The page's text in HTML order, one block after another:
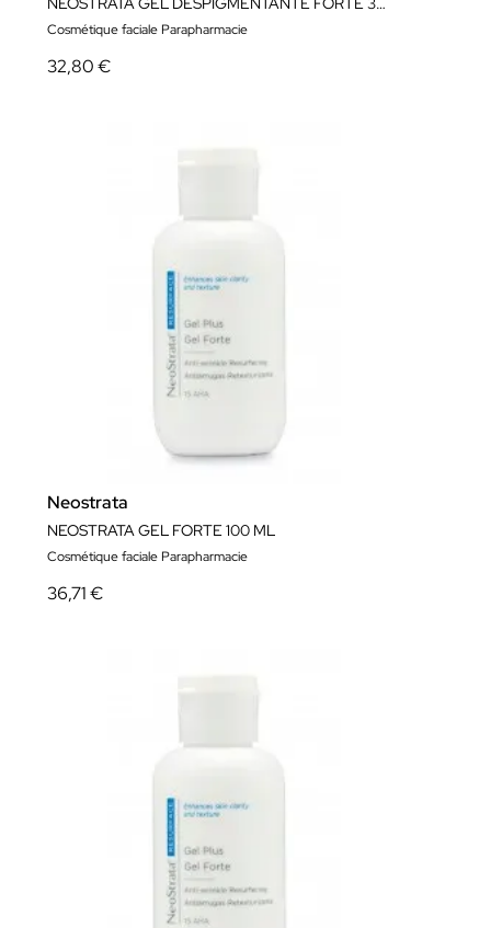
Cosmétique faciale Parapharmacie
32,80 €
Neostrata
NEOSTRATA GEL FORTE 100 ML
Cosmétique faciale Parapharmacie
36,71 €